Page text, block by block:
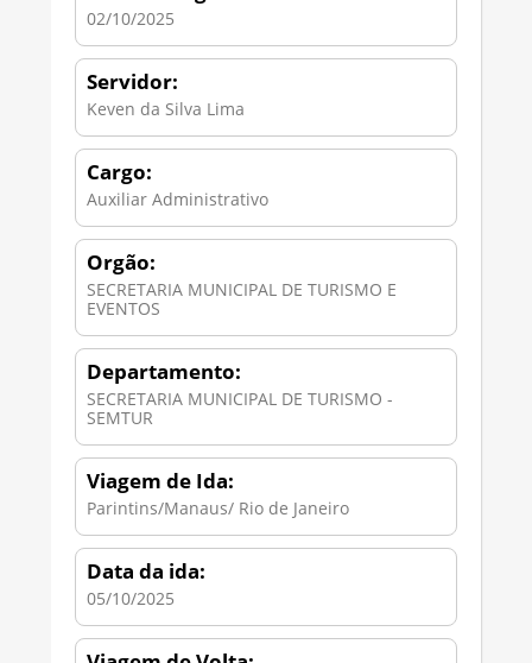
02/10/2025
Servidor:
Keven da Silva Lima
Cargo:
Auxiliar Administrativo
Orgão:
SECRETARIA MUNICIPAL DE TURISMO E
EVENTOS
Departamento:
SECRETARIA MUNICIPAL DE TURISMO -
SEMTUR
Viagem de Ida:
Parintins/Manaus/ Rio de Janeiro
Data da ida:
05/10/2025